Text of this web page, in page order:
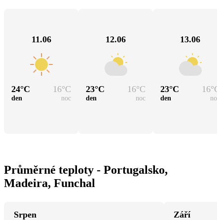
11.06
24°C 16°C
den noc
12.06
23°C 16°C
den noc
13.06
23°C 16°C
den noc
Průměrné teploty - Portugalsko,
Madeira, Funchal
Srpen
Září